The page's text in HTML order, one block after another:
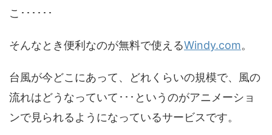
こ･･････
そんなとき便利なのが無料で使えるWindy.com。
台風が今どこにあって、どれくらいの規模で、風の
流れはどうなっていて･･･というのがアニメーショ
ンで見られるようになっているサービスです。